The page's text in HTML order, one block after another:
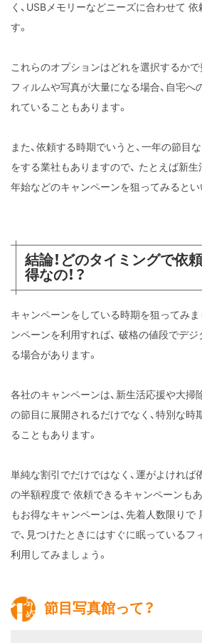
く、USBメモリーなどニーズに合わせて 依
す。
これらのオプションはどれを選択するかで
フィルムや写真が大量になる場合、自宅へ
れていることもあります。
また、依頼する時期でいうと、一年の節目
をする業社もありますので、 たとえば新
年始などのキャンペーンを狙ってみるとい
結論！どのタイミングで依
得なの！？
キャンペーンをしている時期を狙ってみま
ンペーンを利用すれば、 破格の値段でデジ
る場合があります。
各社のキャンペーンは、新生活応援や大掃
の節目に展開されるだけでなく、特別な時
ることもあります。
単純な割引でだけではなく、運がよければ
の半額程度で 依頼できるキャンペーンも
もお得なキャンペーンは、先着人数限りで
で、見つけたときにはすぐに眠っているフ
利用してみましょう。
節目写真館って？